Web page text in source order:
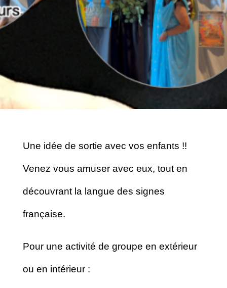
Une idée de sortie avec vos enfants !!
Venez vous amuser avec eux, tout en
découvrant la langue des signes
française.
Pour une activité de groupe en extérieur
ou en intérieur :